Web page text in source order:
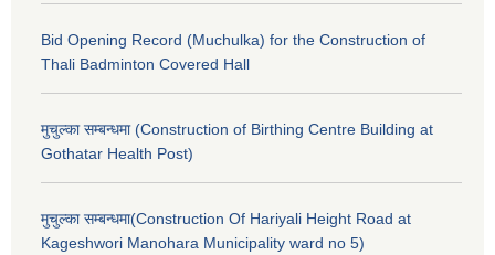
Bid Opening Record (Muchulka) for the Construction of
Thali Badminton Covered Hall
मुचुल्का सम्बन्धमा (Construction of Birthing Centre Building at
Gothatar Health Post)
मुचुल्का सम्बन्धमा(Construction Of Hariyali Height Road at
Kageshwori Manohara Municipality ward no 5)